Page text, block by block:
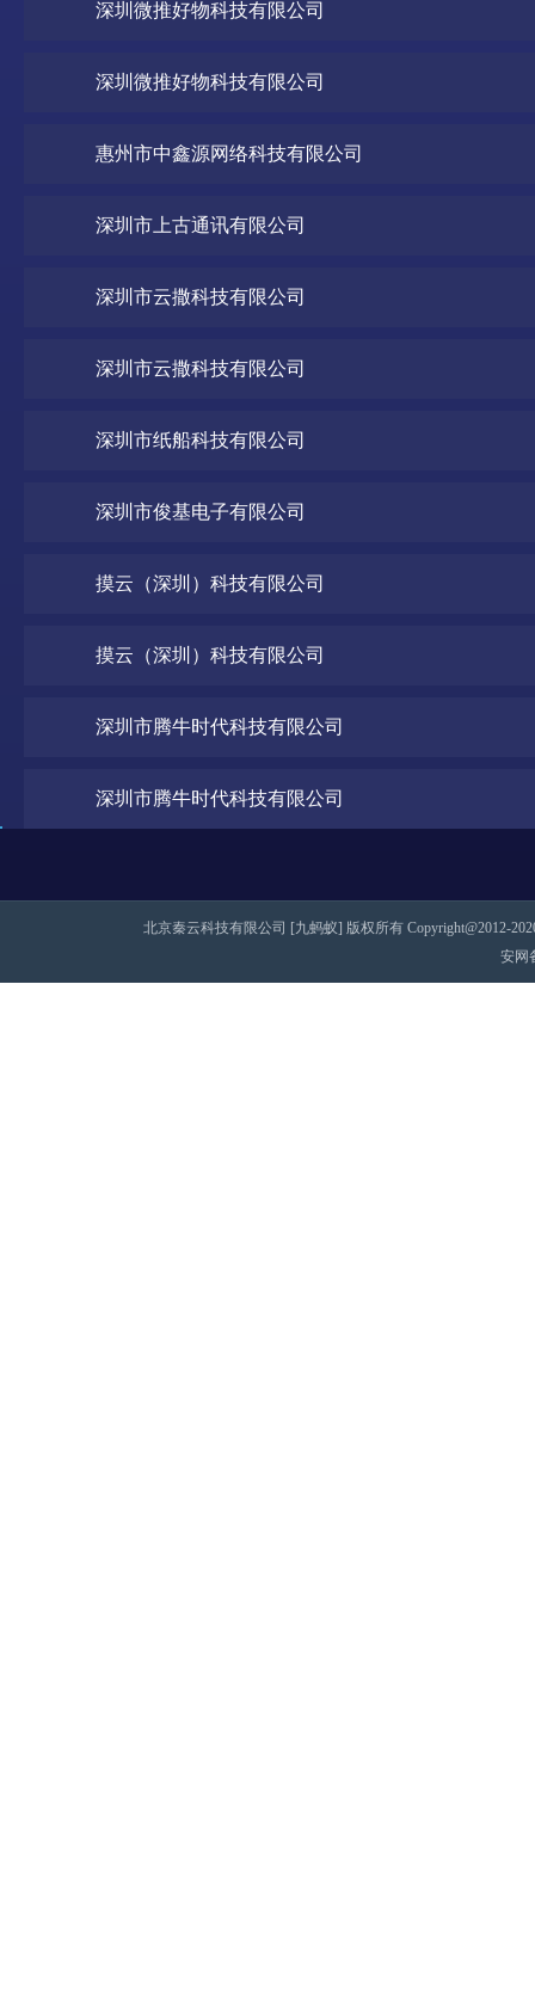
深圳微推好物科技有限公司
深圳微推好物科技有限公司
惠州市中鑫源网络科技有限公司
深圳市上古通讯有限公司
深圳市云撒科技有限公司
深圳市云撒科技有限公司
深圳市纸船科技有限公司
深圳市俊基电子有限公司
摸云（深圳）科技有限公司
摸云（深圳）科技有限公司
深圳市腾牛时代科技有限公司
深圳市腾牛时代科技有限公司
北京秦云科技有限公司 [九蚂蚁] 版权所有 Copyright@2012-
安网